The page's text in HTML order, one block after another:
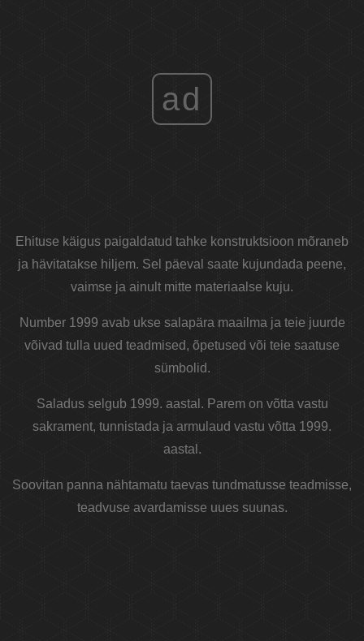
ad
Ehituse käigus paigaldatud tahke konstruktsioon mõraneb
ja hävitatakse hiljem. Sel päeval saate kujundada peene,
vaimse ja ainult mitte materiaalse kuju.
Number 1999 avab ukse salapära maailma ja teie juurde
võivad tulla uued teadmised, õpetused või teie saatuse
sümbolid.
Saladus selgub 1999. aastal. Parem on võtta vastu
sakrament, tunnistada ja armulaud vastu võtta 1999.
aastal.
Soovitan panna nähtamatu taevas tundmatusse teadmisse,
teadvuse avardamisse uues suunas.